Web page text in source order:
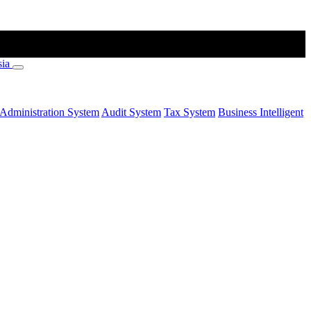
System Audit System Tax System Business Intelligent